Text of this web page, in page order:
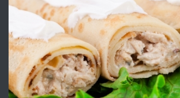
ПРЕДЛАГА
Професионална
със сертификат
ПРЕДЛАГА
Професионална